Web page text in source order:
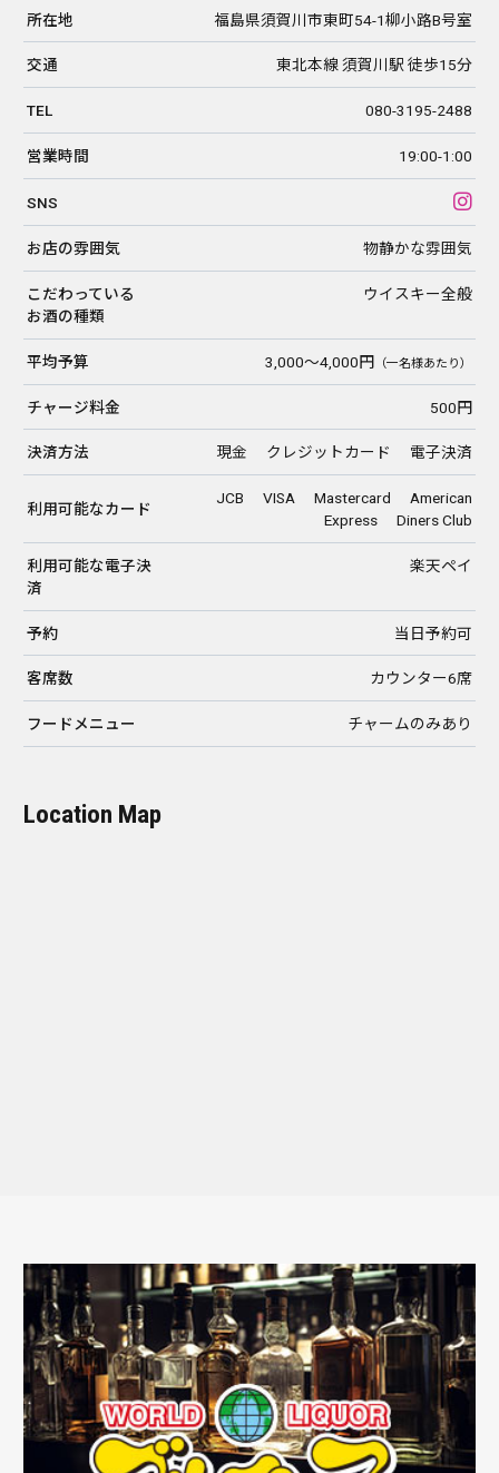
所在地 福島県須賀川市東町54-1柳小路B号室
交通 東北本線 須賀川駅 徒歩15分
TEL 080-3195-2488
営業時間 19:00-1:00
SNS
お店の雰囲気 物静かな雰囲気
こだわっている
お酒の種類
ウイスキー全般
平均予算 3,000〜4,000円 （一名様あたり）
チャージ料金 500円
決済方法 現金 クレジットカード 電子決済
利用可能なカード
JCB VISA Mastercard American
Express Diners Club
利用可能な電子決
済
楽天ペイ
予約 当日予約可
客席数 カウンター6席
フードメニュー チャームのみあり
Location Map